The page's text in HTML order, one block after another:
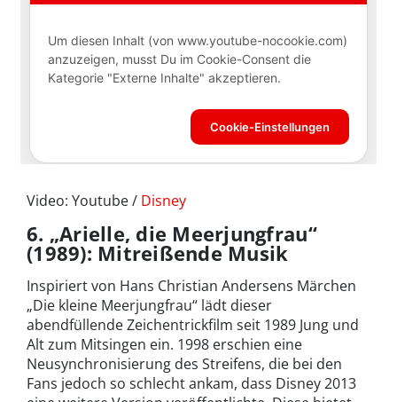
Video: Youtube / Disney
6. „Arielle, die Meerjungfrau“
(1989): Mitreißende Musik
Inspiriert von Hans Christian Andersens Märchen
„Die kleine Meerjungfrau“ lädt dieser
abendfüllende Zeichentrickfilm seit 1989 Jung und
Alt zum Mitsingen ein. 1998 erschien eine
Neusynchronisierung des Streifens, die bei den
Fans jedoch so schlecht ankam, dass Disney 2013